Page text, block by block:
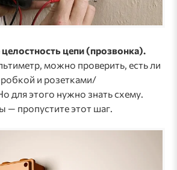
цепи (прозвонка).
можно проверить, есть ли
и розетками/
для этого нужно знать схему.
— пропустите этот шаг.